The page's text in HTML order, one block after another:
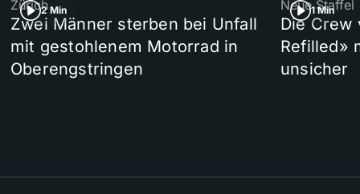
2 Min
Zürich
Zwei Männer sterben bei Unfall
mit gestohlenem Motorrad in
Oberengstringen
1 Min
Neue Staffel
Die Crew
Refilled»
unsicher